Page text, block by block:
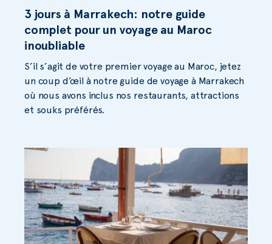
3 jours à Marrakech: notre guide
complet pour un voyage au Maroc
inoubliable
S’il s’agit de votre premier voyage au Maroc, jetez
un coup d’œil à notre guide de voyage à Marrakech
où nous avons inclus nos restaurants, attractions
et souks préférés.